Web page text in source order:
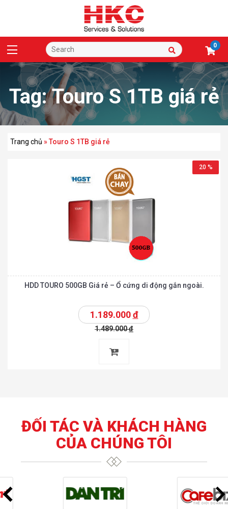
0
Tag:Touro S 1TB giá rẻ
Trang chủ »Touro S 1TB giá rẻ
20 %
HDD TOURO 500GB Giá rẻ – Ổ cứng di động gắn ngoài.
1.189.000đ
1.489.000đ
ĐỐI TÁC VÀ KHÁCH HÀNG
CỦA CHÚNG TÔI